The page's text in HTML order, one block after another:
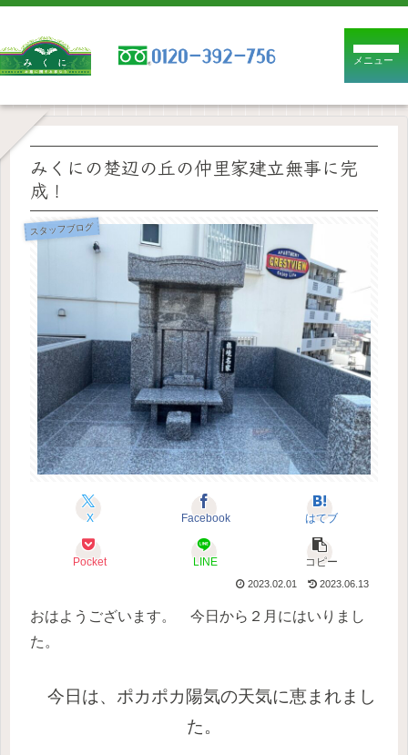
メニュー
みくにの楚辺の丘の仲里家建立無事に完
成！
スタッフブログ
X Facebook はてブ
Pocket LINE コピー
2023.02.01 2023.06.13
おはようございます。 今日から２月にはいりまし
た。
今日は、ポカポカ陽気の天気に恵まれまし
た。